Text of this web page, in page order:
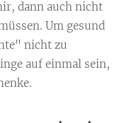
dann auch nicht
Um gesund
nicht zu
auf einmal sein,